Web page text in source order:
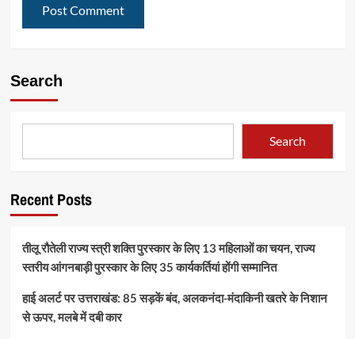
Search
Search
Recent Posts
तीलू रौतेली राज्य स्त्री शक्ति पुरस्कार के लिए 13 महिलाओं का चयन, राज्य
स्तरीय आंगनबाड़ी पुरस्कार के लिए 35 कार्यकर्तियां होंगी सम्मानित
हाई अलर्ट पर उत्तराखंड: 85 सड़कें बंद, अलकनंदा-मंदाकिनी खतरे के निशान
से ऊपर, मलबे में दबी कार